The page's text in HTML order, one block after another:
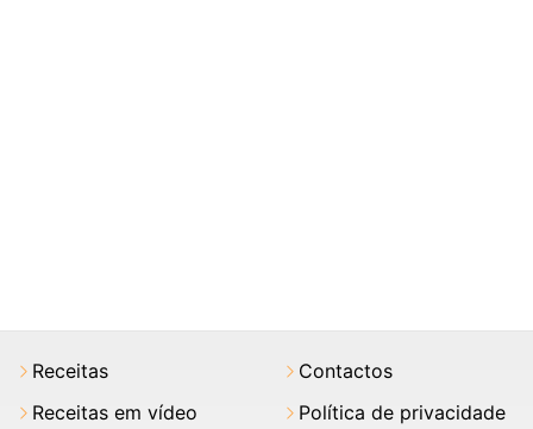
Receitas
Receitas em vídeo
Contactos
Política de privacidade